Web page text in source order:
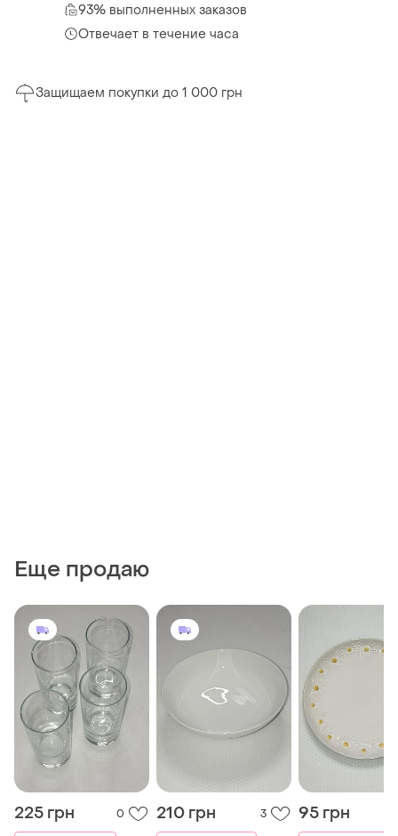
93% выполненных заказов
Отвечает в течение часа
Защищаем покупки до 1 000 грн
Еще продаю
225 грн
0
210 грн
3
95 грн